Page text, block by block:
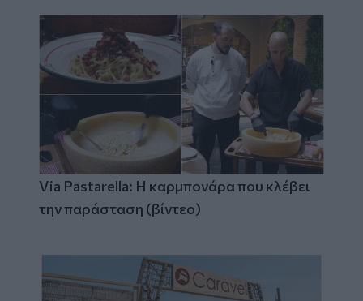
Via Pastarella: Η καρμπονάρα που κλέβει
την παράσταση (βίντεο)